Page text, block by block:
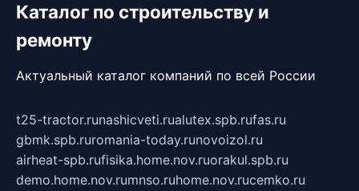
Каталог по строительству и
ремонту
Актуальный каталог компаний по всей России
t25-tractor.runashicveti.rualutex.spb.rufas.ru
gbmk.spb.ruromania-today.runovoizol.ru
airheat-spb.rufisika.home.nov.ruorakul.spb.ru
demo.home.nov.rumnso.ruhome.nov.rucemko.ru